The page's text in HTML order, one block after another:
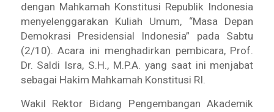
dengan Mahkamah Konstitusi Republik Indonesia
menyelenggarakan Kuliah Umum, “Masa Depan
Demokrasi Presidensial Indonesia” pada Sabtu
(2/10). Acara ini menghadirkan pembicara, Prof.
Dr. Saldi Isra, S.H., M.P.A. yang saat ini menjabat
sebagai Hakim Mahkamah Konstitusi RI.
Wakil Rektor Bidang Pengembangan Akademik